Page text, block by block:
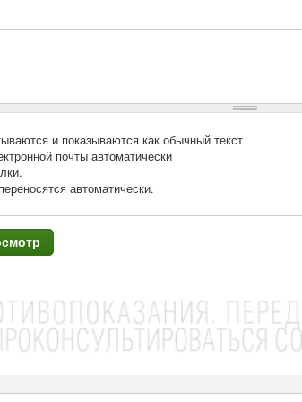
и показываются как обычный текст
почты автоматически
автоматически.